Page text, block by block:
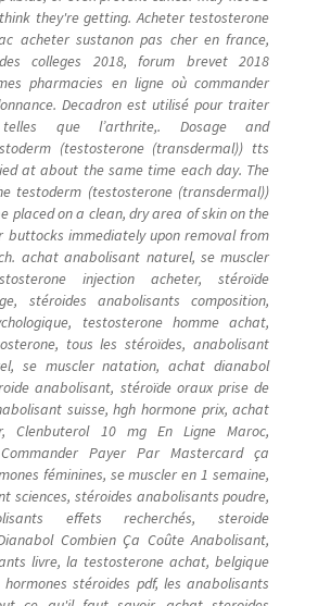
they're getting. Acheter testosterone
acheter sustanon pas cher en france,
colleges 2018, forum brevet 2018
pharmacies en ligne où commander
Decadron est utilisé pour traiter
que l’arthrite,. Dosage and
(testosterone (transdermal)) tts
at about the same time each day. The
testoderm (testosterone (transdermal))
placed on a clean, dry area of skin on the
buttocks immediately upon removal from
achat anabolisant naturel, se muscler
injection acheter, stéroïde
stéroides anabolisants composition,
testosterone homme achat,
tous les stéroïdes, anabolisant
se muscler natation, achat dianabol
anabolisant, stéroïde oraux prise de
suisse, hgh hormone prix, achat
Clenbuterol 10 mg En Ligne Maroc,
Payer Par Mastercard ça
féminines, se muscler en 1 semaine,
sciences, stéroides anabolisants poudre,
effets recherchés, steroide
Combien Ça Coûte Anabolisant,
livre, la testosterone achat, belgique
stéroides pdf, les anabolisants